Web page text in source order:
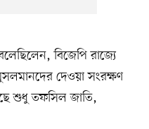
বিজেপি রাজ্যে
দেওয়া সংরক্ষণ
শুধু তফসিল জাতি,